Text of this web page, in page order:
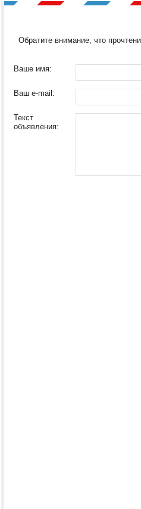
Обратите внимание, что
Ваше имя:
Ваш e-mail:
Текст
объявления: